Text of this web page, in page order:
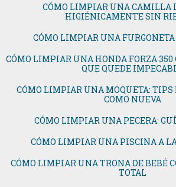
CÓMO LIMPIAR UNA CAMILLA
HIGIÉNICAMENTE SIN
CÓMO LIMPIAR UNA FURGONETA
CÓMO LIMPIAR UNA HONDA FORZA 350
QUE QUEDE
CÓMO LIMPIAR UNA MOQUETA: TIPS
COMO NUEVA
CÓMO LIMPIAR UNA PECERA:
CÓMO LIMPIAR UNA PISCINA A
CÓMO LIMPIAR UNA TRONA DE BEBÉ
TOTAL